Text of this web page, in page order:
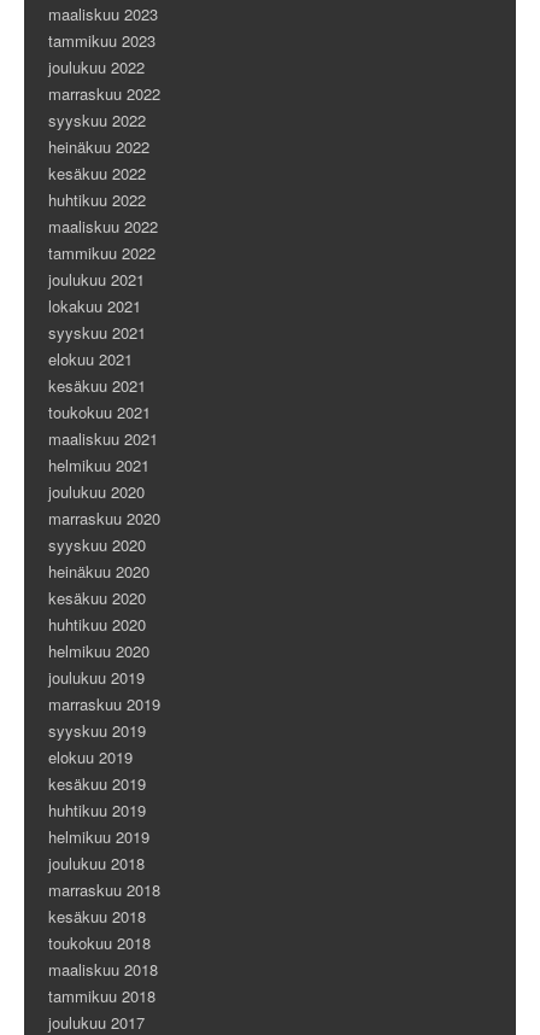
maaliskuu 2023
tammikuu 2023
joulukuu 2022
marraskuu 2022
syyskuu 2022
heinäkuu 2022
kesäkuu 2022
huhtikuu 2022
maaliskuu 2022
tammikuu 2022
joulukuu 2021
lokakuu 2021
syyskuu 2021
elokuu 2021
kesäkuu 2021
toukokuu 2021
maaliskuu 2021
helmikuu 2021
joulukuu 2020
marraskuu 2020
syyskuu 2020
heinäkuu 2020
kesäkuu 2020
huhtikuu 2020
helmikuu 2020
joulukuu 2019
marraskuu 2019
syyskuu 2019
elokuu 2019
kesäkuu 2019
huhtikuu 2019
helmikuu 2019
joulukuu 2018
marraskuu 2018
kesäkuu 2018
toukokuu 2018
maaliskuu 2018
tammikuu 2018
joulukuu 2017